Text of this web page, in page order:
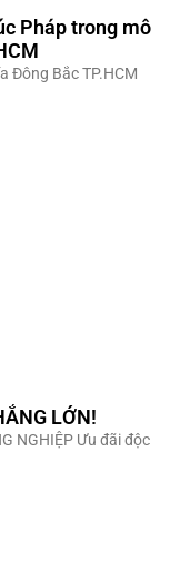
Pháp trong mô
Đông Bắc TP.HCM
LỚN!
NGHIỆP Ưu đãi độc